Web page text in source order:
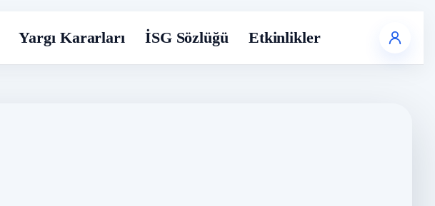
Yargı Kararları İSG Sözlüğü Etkinlikler